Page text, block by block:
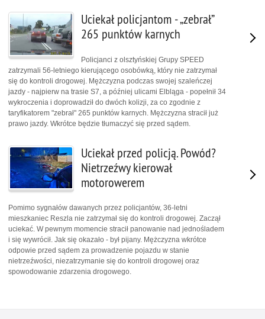
Uciekał policjantom - „zebrał”
265 punktów karnych
Policjanci z olsztyńskiej Grupy SPEED
zatrzymali 56-letniego kierującego osobówką, który nie zatrzymał
się do kontroli drogowej. Mężczyzna podczas swojej szaleńczej
jazdy - najpierw na trasie S7, a później ulicami Elbląga - popełnił 34
wykroczenia i doprowadził do dwóch kolizji, za co zgodnie z
taryfikatorem "zebrał" 265 punktów karnych. Mężczyzna stracił już
prawo jazdy. Wkrótce będzie tłumaczyć się przed sądem.
Uciekał przed policją. Powód?
Nietrzeźwy kierował
motorowerem
Pomimo sygnałów dawanych przez policjantów, 36-letni
mieszkaniec Reszla nie zatrzymał się do kontroli drogowej. Zaczął
uciekać. W pewnym momencie stracił panowanie nad jednośladem
i się wywrócił. Jak się okazało - był pijany. Mężczyzna wkrótce
odpowie przed sądem za prowadzenie pojazdu w stanie
nietrzeźwości, niezatrzymanie się do kontroli drogowej oraz
spowodowanie zdarzenia drogowego.